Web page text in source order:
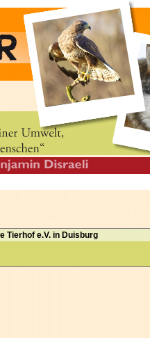
Tierhof e.V. in Duisburg